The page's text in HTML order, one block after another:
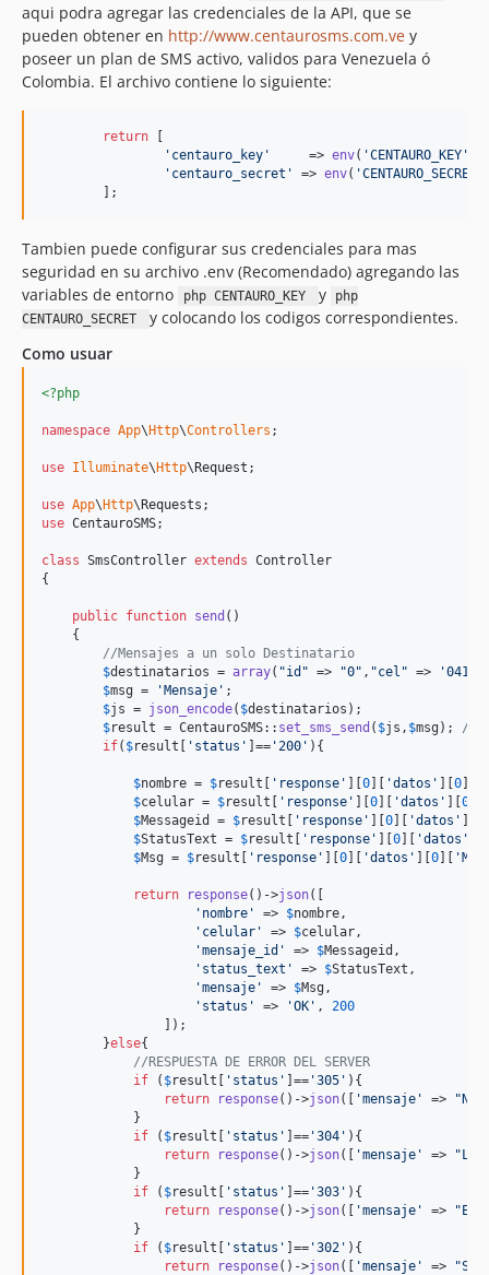
aqui podra agregar las credenciales de la API, que se
pueden obtener en http://www.centaurosms.com.ve y
poseer un plan de SMS activo, validos para Venezuela ó
Colombia. El archivo contiene lo siguiente:
return
' centauro_key '
     =>
env( 'CENTAURO_KEY '
' centauro_secret ' => env( 'CENTAURO_SECRET
	];
Tambien puede configurar sus credenciales para mas
seguridad en su archivo .env (Recomendado) agregando las
variables de entorno
php CENTAURO_KEY y
php
CENTAURO_SECRET
y colocando los codigos correspondientes.
Como usuar
<?php
namespace App\ Http\Controllers ;
use Illuminate\ Http\ Request ;
use App\ Http\ Requests
use CentauroSMS;
class SmsController extends Controller
{
public function send ()
    {
//Mensajes a un solo Destinatario
$destinatarios = array( "id " => "0" , "cel " => '
$msg = ' Mensaje ' ;
$js = json_encode( $destinatarios );
$result = CentauroSMS:: set_sms_send ( $js , $msg ); //
if( $result ' status ' ]== '200 ' ){
$nombre = $result ' response ' 0 'datos ' 0
$celular = $result ' response ' 0 'datos ' 0
$Messageid = $result ' response ' 0 'datos '
$StatusText = $result ' response ' 0 'datos '
$Msg = $result ' response ' 0 'datos ' 0 ' Msg
return response()->json([
' nombre ' => $nombre,
' celular ' => $celular,
'mensaje_id ' => $Messageid ,
' status_text ' => $StatusText ,
'mensaje ' => $Msg ,
' status ' => 'OK ' , 200
                ]);
        }
else{
//RESPUESTA DE ERROR DEL SERVER
if ( $result ' status ' ]== '305 ' ){
return
response()->json([ 'mensaje ' => " No
            }
if ( $result ' status ' ]== '304 ' ){
return
response()->json([ 'mensaje ' => "
            }
if ( $result ' status ' ]== '303 ' ){
return
response()->json([ 'mensaje ' => "
            }
if ( $result ' status ' ]== '302 ' ){
return
response()->json([ 'mensaje ' => "